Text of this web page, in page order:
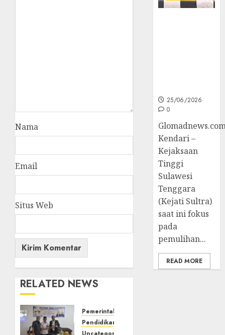
Nama
Email
Situs Web
RELATED NEWS
Pemerintahan
Pendidikan
25/06/2026
0
Kendari –
Kejaksaan
Tinggi
Sulawesi
Tenggara
(Kejati Sultra)
saat ini fokus
pada
pemulihan...
READ MORE